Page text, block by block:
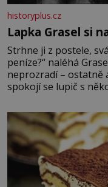
historyplus.cz
Lapka Grasel si
Strhne ji z postele,
peníze?“ naléhá
neprozradí – ostatně
spokojí se lupič s
krutý. Jeho činy budí